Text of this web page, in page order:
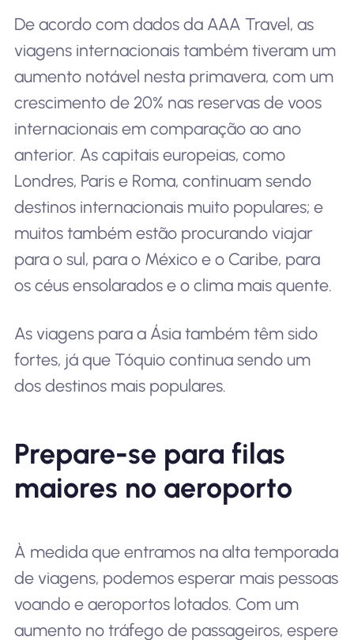
De acordo com dados da AAA Travel, as
viagens internacionais também tiveram um
aumento notável nesta primavera, com um
crescimento de 20% nas reservas de voos
internacionais em comparação ao ano
anterior. As capitais europeias, como
Londres, Paris e Roma, continuam sendo
destinos internacionais muito populares; e
muitos também estão procurando viajar
para o sul, para o México e o Caribe, para
os céus ensolarados e o clima mais quente.
As viagens para a Ásia também têm sido
fortes, já que Tóquio continua sendo um
dos destinos mais populares.
Prepare-se para filas
maiores no aeroporto
À medida que entramos na alta temporada
de viagens, podemos esperar mais pessoas
voando e aeroportos lotados. Com um
aumento no tráfego de passageiros, espere